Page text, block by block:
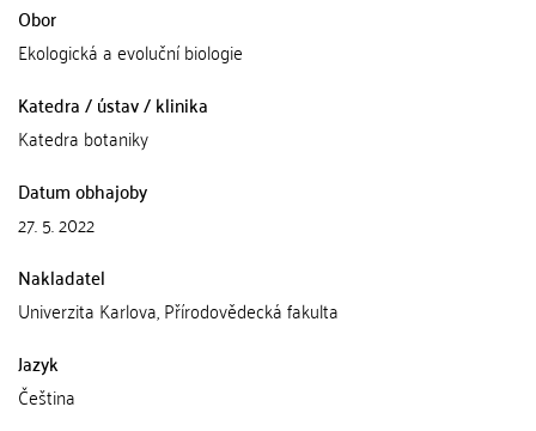
Obor
Ekologická a evoluční biologie
Katedra / ústav / klinika
Katedra botaniky
Datum obhajoby
27. 5. 2022
Nakladatel
Univerzita Karlova, Přírodovědecká fakulta
Jazyk
Čeština